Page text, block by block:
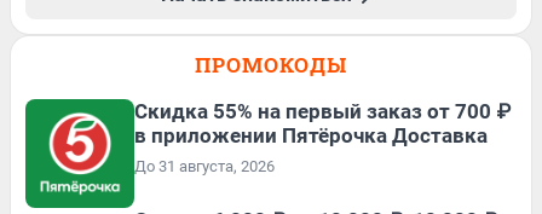
ПРОМОКОДЫ
Скидка 55% на первый заказ от 700 ₽
в приложении Пятёрочка Доставка
До 31 августа, 2026